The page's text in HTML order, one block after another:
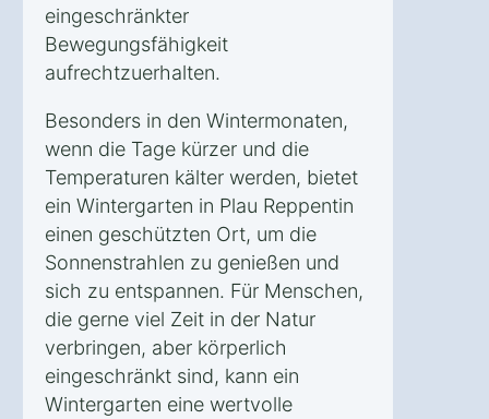
eingeschränkter
Bewegungsfähigkeit
aufrechtzuerhalten.
Besonders in den Wintermonaten,
wenn die Tage kürzer und die
Temperaturen kälter werden, bietet
ein Wintergarten in Plau Reppentin
einen geschützten Ort, um die
Sonnenstrahlen zu genießen und
sich zu entspannen. Für Menschen,
die gerne viel Zeit in der Natur
verbringen, aber körperlich
eingeschränkt sind, kann ein
Wintergarten eine wertvolle